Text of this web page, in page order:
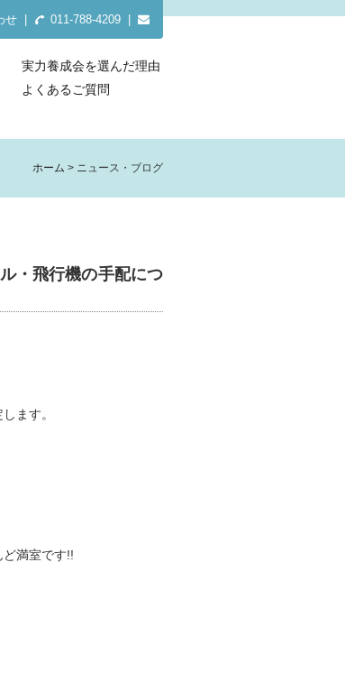
せ 011-788-4209 |
実力養成会を選んだ理由
よくあるご質問
ホーム ニュース・ブログ
・飛行機の手配につ
ます。
満室です!!